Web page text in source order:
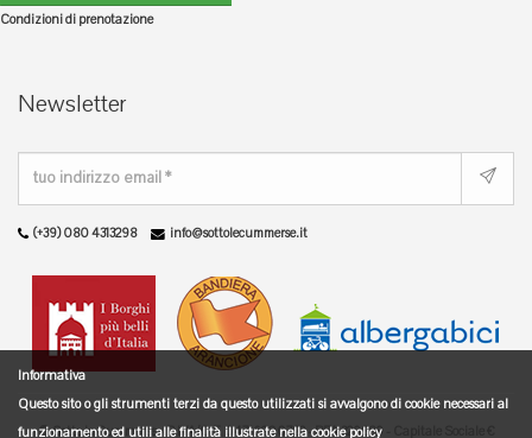
Condizioni di prenotazione
Newsletter
(+39) 080 4313298 info@sottolecummerse.it
© Sotto le Cummerse - P.IVA/C.F. 04716200722 - REA 329889 - Capitale Sociale €
Informativa
Questo sito o gli strumenti terzi da questo utilizzati si avvalgono di cookie necessari al
funzionamento ed utili alle finalità illustrate nella cookie policy